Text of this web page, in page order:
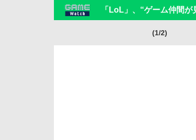
「LoL」、“ゲーム仲間
(1/2)